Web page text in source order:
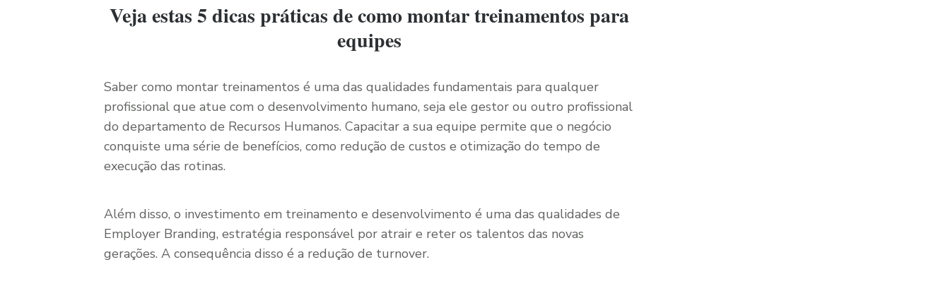
Veja estas 5 dicas práticas de como montar treinamentos para
equipes
Saber como montar treinamentos é uma das qualidades fundamentais para qualquer
profissional que atue com o desenvolvimento humano, seja ele gestor ou outro profissional
do departamento de Recursos Humanos. Capacitar a sua equipe permite que o negócio
conquiste uma série de benefícios, como redução de custos e otimização do tempo de
execução das rotinas.
Além disso, o investimento em treinamento e desenvolvimento é uma das qualidades de
Employer Branding, estratégia responsável por atrair e reter os talentos das novas
gerações. A consequência disso é a redução de turnover.